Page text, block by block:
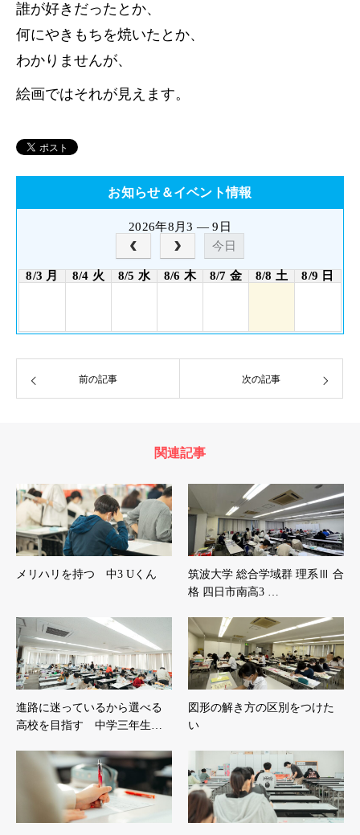
誰が好きだったとか、
何にやきもちを焼いたとか、
わかりませんが、
絵画ではそれが見えます。
お知らせ＆イベント情報
2026年8月3 — 9日
今日
8/3 月 8/4 火 8/5 水 8/6 木 8/7 金 8/8 土 8/9 日
前の記事 次の記事
関連記事
メリハリを持つ 中3 Uくん
筑波大学 総合学域群 理系Ⅲ 合
格 四日市南高3 …
進路に迷っているから選べる
高校を目指す 中学三年生…
図形の解き方の区別をつけた
い